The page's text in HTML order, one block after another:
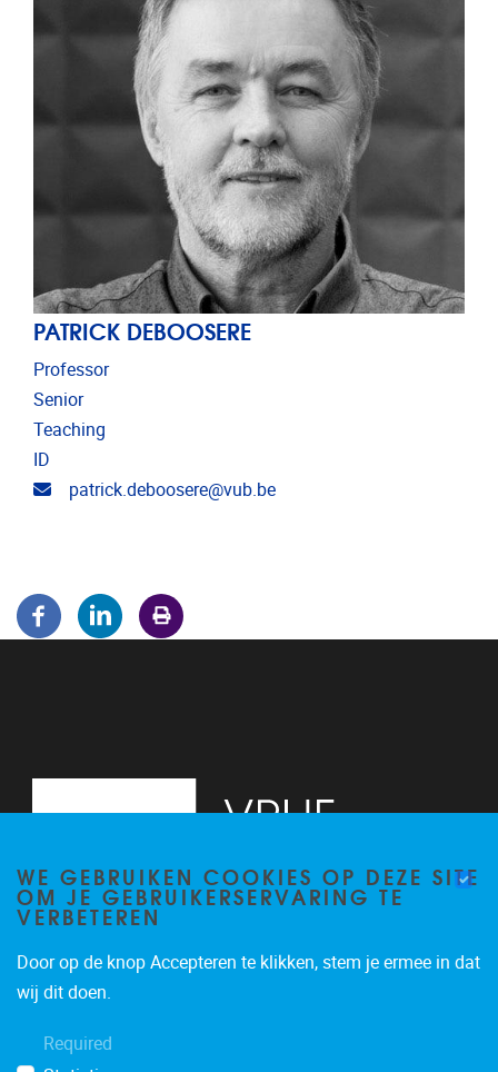
PATRICK DEBOOSERE
Professor
Senior
Teaching
ID
Email address
patrick.deboosere@vub.be
WE GEBRUIKEN COOKIES OP DEZE SITE
OM JE GEBRUIKERSERVARING TE
VERBETEREN
Door op de knop Accepteren te klikken, stem je ermee in dat
wij dit doen.
Required